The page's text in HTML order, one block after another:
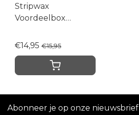
Stripwax
Voordeelbox
€14,95 €15,95
Abonneer je op onze nieuwsbrief